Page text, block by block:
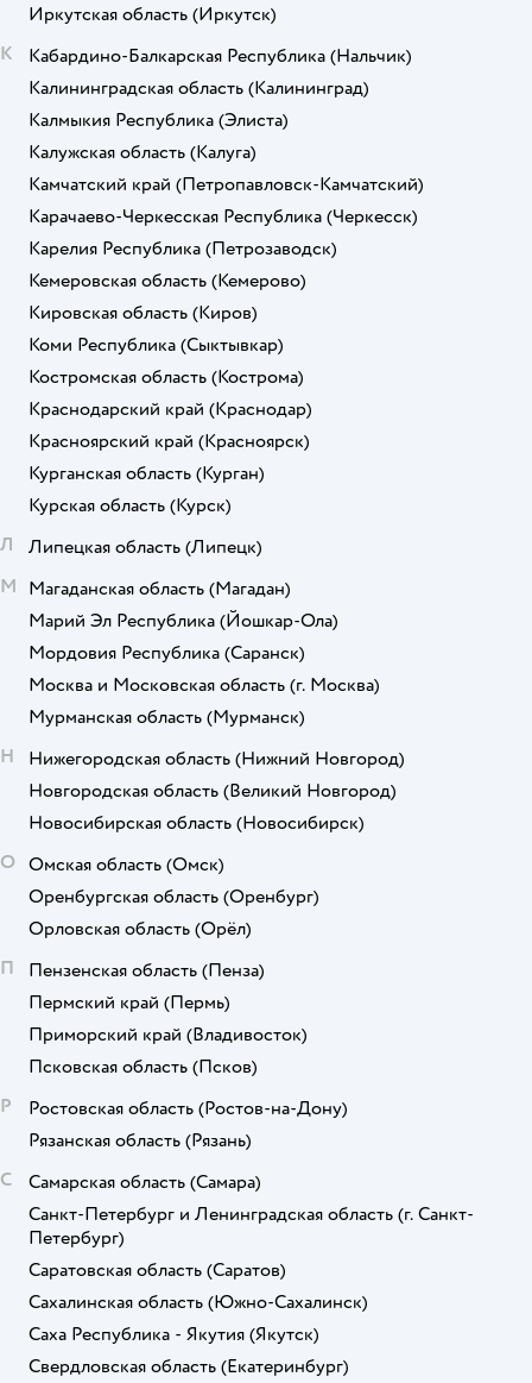
Иркутская область (Иркутск)
К
Кабардино-Балкарская Республика (Нальчик)
Калининградская область (Калининград)
Калмыкия Республика (Элиста)
Калужская область (Калуга)
Камчатский край (Петропавловск-Камчатский)
Карачаево-Черкесская Республика (Черкесск)
Карелия Республика (Петрозаводск)
Кемеровская область (Кемерово)
Кировская область (Киров)
Коми Республика (Сыктывкар)
Костромская область (Кострома)
Краснодарский край (Краснодар)
Красноярский край (Красноярск)
Курганская область (Курган)
Курская область (Курск)
Л
Липецкая область (Липецк)
М Магаданская область (Магадан)
Марий Эл Республика (Йошкар-Ола)
Мордовия Республика (Саранск)
Москва и Московская область (г. Москва)
Мурманская область (Мурманск)
Н
Нижегородская область (Нижний Новгород)
Новгородская область (Великий Новгород)
Новосибирская область (Новосибирск)
О Омская область (Омск)
Оренбургская область (Оренбург)
Орловская область (Орёл)
П
Пензенская область (Пенза)
Пермский край (Пермь)
Приморский край (Владивосток)
Псковская область (Псков)
Р
Ростовская область (Ростов-на-Дону)
Рязанская область (Рязань)
С
Самарская область (Самара)
Санкт-Петербург и Ленинградская область (г. Санкт-
Петербург)
Саратовская область (Саратов)
Сахалинская область (Южно-Сахалинск)
Саха Республика - Якутия (Якутск)
Свердловская область (Екатеринбург)